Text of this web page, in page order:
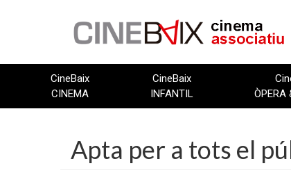
CineBaix
CINEMA
CineBaix
INFANTIL
ÒPERA
Apta per a tots el